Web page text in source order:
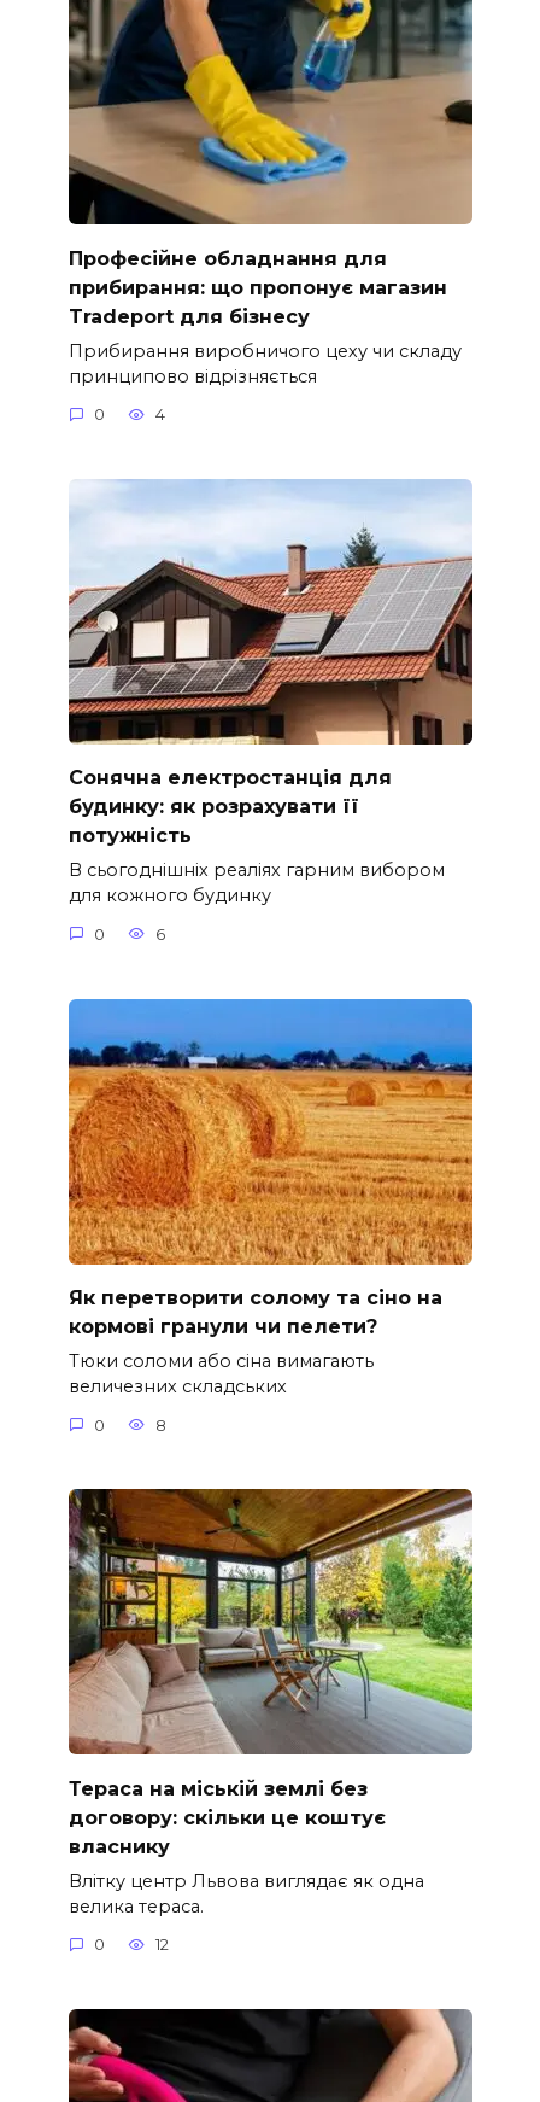
Професійне обладнання для
прибирання: що пропонує магазин
Tradeport для бізнесу
Прибирання виробничого цеху чи складу
принципово відрізняється
0 4
Сонячна електростанція для
будинку: як розрахувати її
потужність
В сьогоднішніх реаліях гарним вибором
для кожного будинку
0 6
Як перетворити солому та сіно на
кормові гранули чи пелети?
Тюки соломи або сіна вимагають
величезних складських
0 8
Тераса на міській землі без
договору: скільки це коштує
власнику
Влітку центр Львова виглядає як одна
велика тераса.
0 12